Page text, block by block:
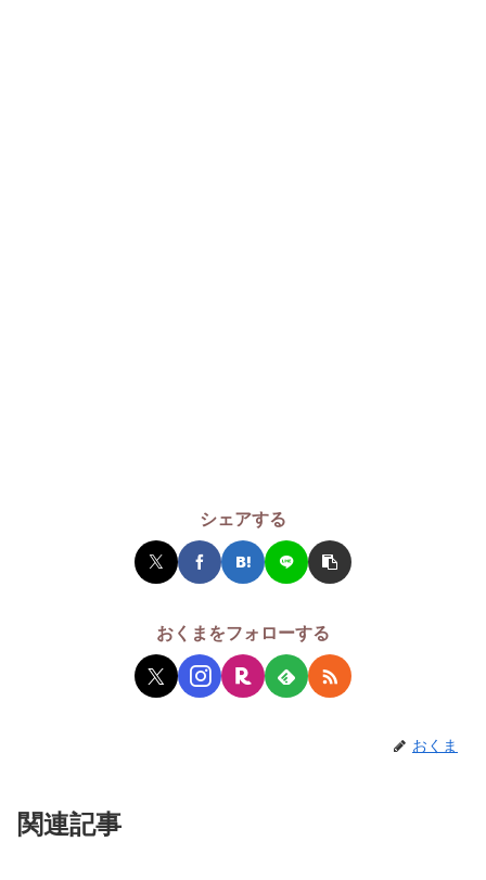
シェアする
おくまをフォローする
おくま
関連記事